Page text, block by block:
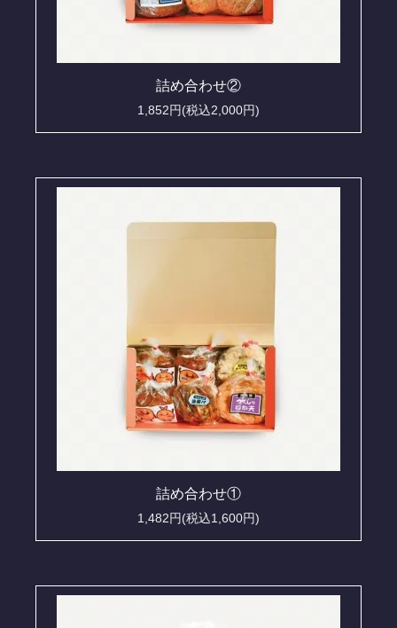
詰め合わせ②
1,852円(税込2,000円)
詰め合わせ①
1,482円(税込1,600円)